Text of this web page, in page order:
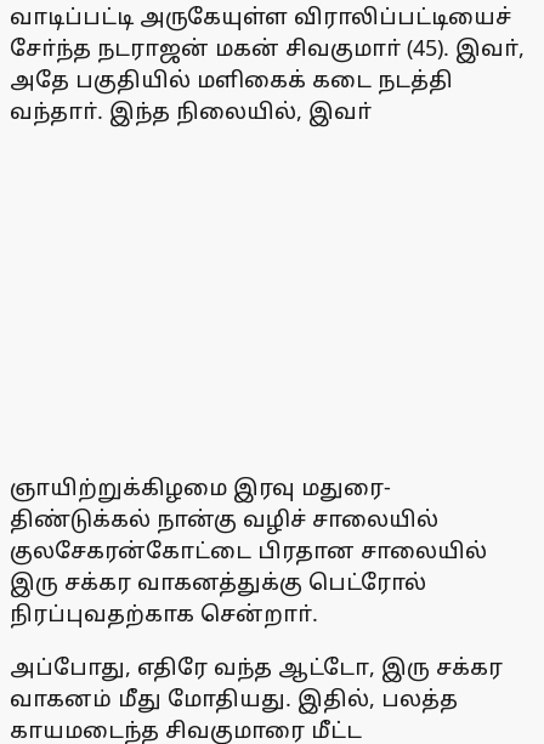
வாடிப்பட்டி அருகேயுள்ள விராலிப்பட்டியைச்
சோ்ந்த நடராஜன் மகன் சிவகுமாா் (45). இவா்,
அதே பகுதியில் மளிகைக் கடை நடத்தி
வந்தாா். இந்த நிலையில், இவா்
ஞாயிற்றுக்கிழமை இரவு மதுரை-
திண்டுக்கல் நான்கு வழிச் சாலையில்
குலசேகரன்கோட்டை பிரதான சாலையில்
இரு சக்கர வாகனத்துக்கு பெட்ரோல்
நிரப்புவதற்காக சென்றாா்.
அப்போது, எதிரே வந்த ஆட்டோ, இரு சக்கர
வாகனம் மீது மோதியது. இதில், பலத்த
காயமடைந்த சிவகுமாரை மீட்ட